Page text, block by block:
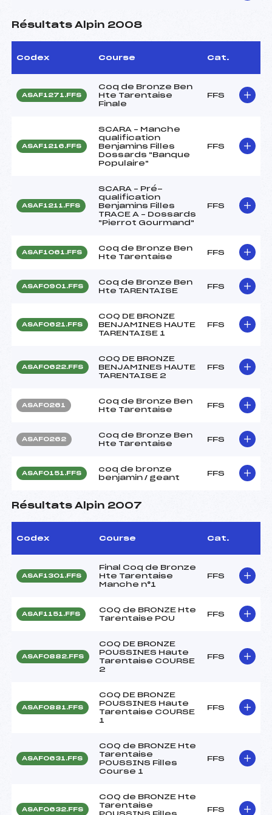
Résultats Alpin 2008
Codex Course Cat.
ASAF1271.FFS
Coq de Bronze Ben
Hte Tarentaise
Finale
FFS
ASAF1216.FFS
SCARA – Manche
qualification
Benjamins Filles
Dossards "Banque
Populaire"
FFS
ASAF1211.FFS
SCARA – Pré-
qualification
Benjamins Filles
TRACE A – Dossards
"Pierrot Gourmand"
FFS
ASAF1061.FFS
Coq de Bronze Ben
Hte Tarentaise
FFS
ASAF0901.FFS
Coq de Bronze Ben
Hte TARENTAISE
FFS
ASAF0621.FFS
COQ DE BRONZE
BENJAMINES HAUTE
TARENTAISE 1
FFS
ASAF0622.FFS
COQ DE BRONZE
BENJAMINES HAUTE
TARENTAISE 2
FFS
ASAF0261
Coq de Bronze Ben
Hte Tarentaise
FFS
ASAF0262
Coq de Bronze Ben
Hte Tarentaise
FFS
ASAF0151.FFS
coq de bronze
benjamin / geant
FFS
Résultats Alpin 2007
Codex Course Cat.
ASAF1301.FFS
Final Coq de Bronze
Hte Tarentaise
Manche n°1
FFS
ASAF1151.FFS
COQ de BRONZE Hte
Tarentaise POU
FFS
ASAF0882.FFS
COQ DE BRONZE
POUSSINES Haute
Tarentaise COURSE
2
FFS
ASAF0881.FFS
COQ DE BRONZE
POUSSINES Haute
Tarentaise COURSE
1
FFS
ASAF0631.FFS
COQ de BRONZE Hte
Tarentaise
POUSSINS Filles
Course 1
FFS
ASAF0632.FFS
COQ de BRONZE Hte
Tarentaise
POUSSINS Filles
FFS